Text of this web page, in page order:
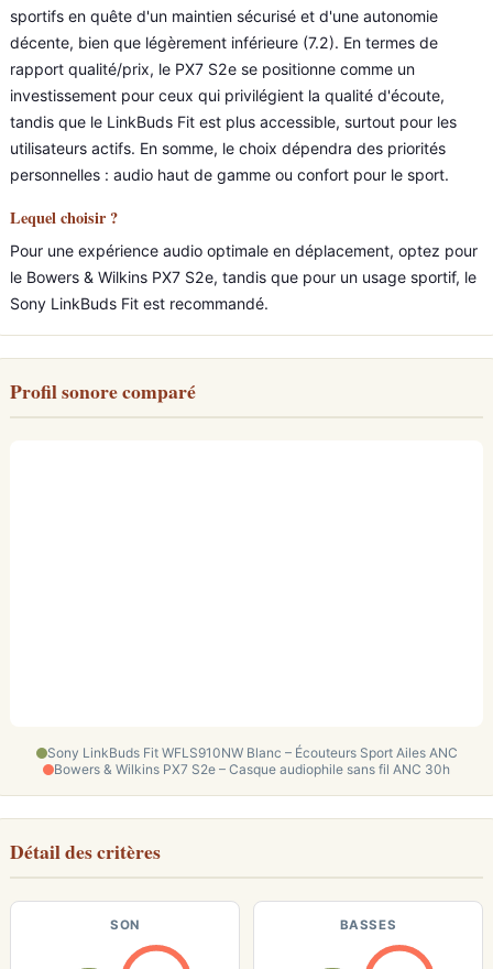
sportifs en quête d'un maintien sécurisé et d'une autonomie
décente, bien que légèrement inférieure (7.2). En termes de
rapport qualité/prix, le PX7 S2e se positionne comme un
investissement pour ceux qui privilégient la qualité d'écoute,
tandis que le LinkBuds Fit est plus accessible, surtout pour les
utilisateurs actifs. En somme, le choix dépendra des priorités
personnelles : audio haut de gamme ou confort pour le sport.
Lequel choisir ?
Pour une expérience audio optimale en déplacement, optez pour
le Bowers & Wilkins PX7 S2e, tandis que pour un usage sportif, le
Sony LinkBuds Fit est recommandé.
Profil sonore comparé
Sony LinkBuds Fit WFLS910NW Blanc – Écouteurs Sport Ailes ANC
Bowers & Wilkins PX7 S2e – Casque audiophile sans fil ANC 30h
Détail des critères
SON BASSES